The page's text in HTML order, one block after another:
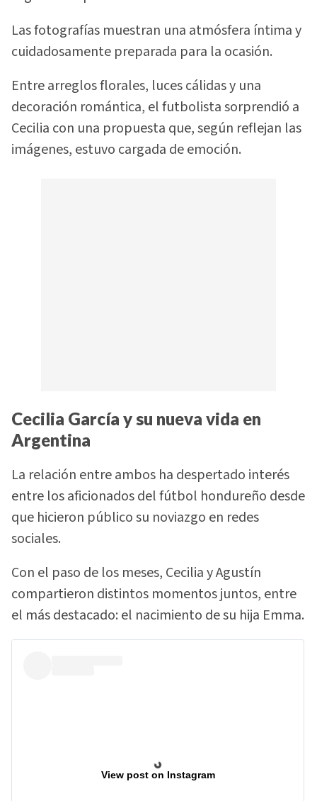
Las fotografías muestran una atmósfera íntima y
cuidadosamente preparada para la ocasión.
Entre arreglos florales, luces cálidas y una
decoración romántica, el futbolista sorprendió a
Cecilia con una propuesta que, según reflejan las
imágenes, estuvo cargada de emoción.
Cecilia García y su nueva vida en
Argentina
La relación entre ambos ha despertado interés
entre los aficionados del fútbol hondureño desde
que hicieron público su noviazgo en redes
sociales.
Con el paso de los meses, Cecilia y Agustín
compartieron distintos momentos juntos, entre
el más destacado: el nacimiento de su hija Emma.
View post on Instagram